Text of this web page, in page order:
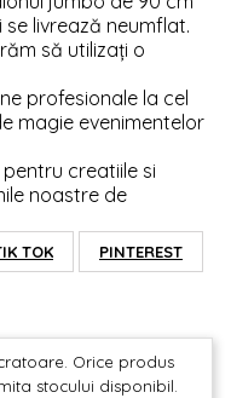
livrează neumflat.
să utilizați o
profesionale la cel
magie evenimentelor
creatiile si
noastre de
TOK PINTEREST
Orice produs
stocului disponibil.